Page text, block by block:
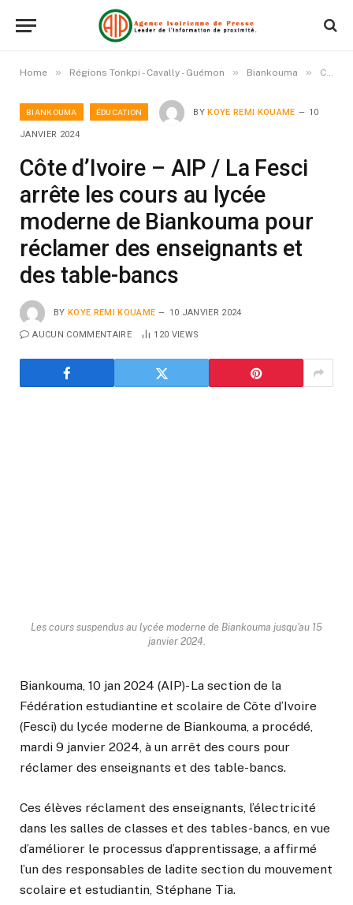
Home » Régions Tonkpi - Cavally - Guémon » Biankouma » Côte d’Ivoire – AIP / La Fesci arrête les cours au lycée moderne de Biankouma pour réclamer des enseignants et des table-bancs
BIANKOUMA ÉDUCATION BY KOYE REMI KOUAME 10
JANVIER 2024
Côte d’Ivoire – AIP / La Fesci
arrête les cours au lycée
moderne de Biankouma pour
réclamer des enseignants et
des table-bancs
BY KOYE REMI KOUAME 10 JANVIER 2024
AUCUN COMMENTAIRE 120 VIEWS
Les cours suspendus au lycée moderne de Biankouma jusqu'au 15
janvier 2024.
Biankouma, 10 jan 2024 (AIP)- La section de la
Fédération estudiantine et scolaire de Côte d’Ivoire
(Fesci) du lycée moderne de Biankouma, a procédé,
mardi 9 janvier 2024, à un arrêt des cours pour
réclamer des enseignants et des table-bancs.
Ces élèves réclament des enseignants, l’électricité
dans les salles de classes et des tables-bancs, en vue
d’améliorer le processus d’apprentissage, a affirmé
l’un des responsables de ladite section du mouvement
scolaire et estudiantin, Stéphane Tia.